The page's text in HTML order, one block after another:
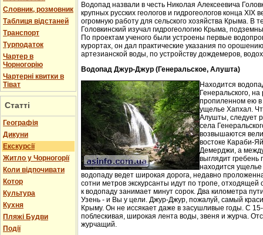
Словник, розмовник
Таблиця відстаней
Транспорт
Турподаток
Чартер в
Чорногорію
Чартерні квитки в
Тіват
Статті
Географія
Дикуни
Екскурсії
Житло у Чорногорії
Коли відпочивати
Котор
Культура
Кухня
Пляжі Будви
Події
Водопад назвали в честь Николая Алексеевича
крупных русских геологов и гидрогеологов конца XIX
огромную работу для сельского хозяйства Крыма. В
Головкинский изучал гидрогеологию Крыма,
По проектам ученого были устроены первые
курортах, он дал практические указания по
артезианской воды, по устройству дождемеров,
Водопад Джур-Джур (Генеральское, Алушта)
Находится
Генеральского,
пропиленном ею в
ущелье Хапхал.
Алушты, следует
села
возвышаются
востоке Караби-
Демерджи, а
выглядит гребень
находится
водопаду ведет широкая дорога, недавно
сотни метров экскурсанты идут по тропе, отходящей
к водопаду занимает минут сорок. Два километра
Узень - и Вы у цели. Джур-Джур, пожалуй, самый
Крыму. Он не иссякает даже в засушливые годы. С
поблескивая, широкая лента воды, звеня и журча.
журчащий.